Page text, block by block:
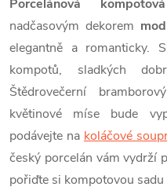
Porcelánová
nadčasovým dekorem
elegantně a romanticky.
kompotů, sladkých
Štědrovečerní
květinové míse bude
podávejte na koláčové
český porcelán vám vydrží
pořiďte si kompotovou sadu